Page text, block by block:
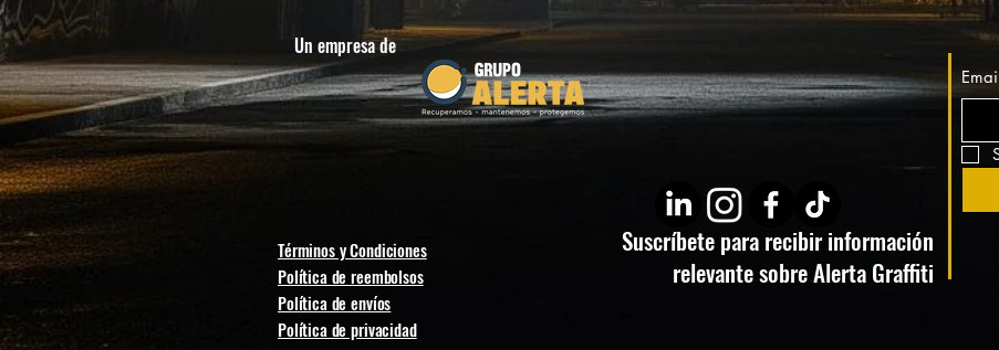
Un empresa de
Términos y Condiciones
Política de reembolsos
Política de envíos
Política de privacidad
Suscríbete para recibir información
relevante sobre Alerta Graffiti